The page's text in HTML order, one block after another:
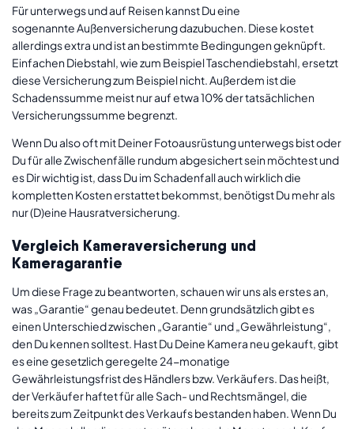
Für unterwegs und auf Reisen kannst Du eine
sogenannte Außenversicherung dazubuchen. Diese kostet
allerdings extra und ist an bestimmte Bedingungen geknüpft.
Einfachen Diebstahl, wie zum Beispiel Taschendiebstahl, ersetzt
diese Versicherung zum Beispiel nicht. Außerdem ist die
Schadenssumme meist nur auf etwa 10% der tatsächlichen
Versicherungssumme begrenzt.
Wenn Du also oft mit Deiner Fotoausrüstung unterwegs bist oder
Du für alle Zwischenfälle rundum abgesichert sein möchtest und
es Dir wichtig ist, dass Du im Schadenfall auch wirklich die
kompletten Kosten erstattet bekommst, benötigst Du mehr als
nur (D)eine Hausratversicherung.
Vergleich Kameraversicherung und
Kameragarantie
Um diese Frage zu beantworten, schauen wir uns als erstes an,
was „Garantie“ genau bedeutet. Denn grundsätzlich gibt es
einen Unterschied zwischen „Garantie“ und „Gewährleistung“,
den Du kennen solltest. Hast Du Deine Kamera neu gekauft, gibt
es eine gesetzlich geregelte 24-monatige
Gewährleistungsfrist des Händlers bzw. Verkäufers. Das heißt,
der Verkäufer haftet für alle Sach- und Rechtsmängel, die
bereits zum Zeitpunkt des Verkaufs bestanden haben. Wenn Du